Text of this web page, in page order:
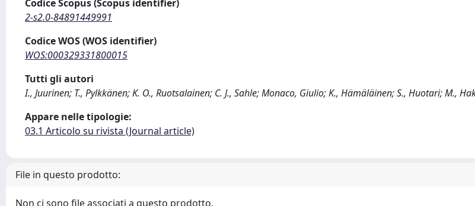
Codice Scopus (Scopus identifier)
2-s2.0-84891449991
Codice WOS (WOS identifier)
WOS:000329331800015
Tutti gli autori
I., Juurinen; T., Pylkkänen; K. O., Ruotsalainen; C. J., Sahle; Monaco, Giulio; K., Hämäläinen; S., Huotari; M.,
Appare nelle tipologie:
03.1 Articolo su rivista (Journal article)
File in questo prodotto:
Non ci sono file associati a questo prodotto.